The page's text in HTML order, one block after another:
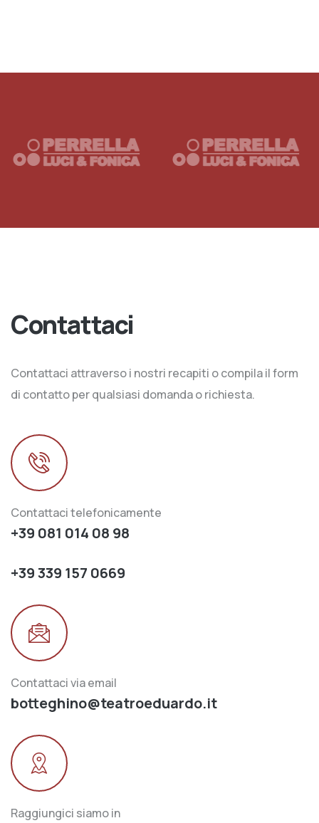
Contattaci
Contattaci attraverso i nostri recapiti o compila il form
di contatto per qualsiasi domanda o richiesta.
Contattaci telefonicamente
+39 081 014 08 98
+39 339 157 0669
Contattaci via email
botteghino@teatroeduardo.it
Raggiungici siamo in